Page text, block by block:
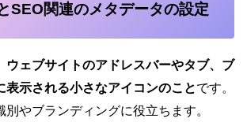
SEO関連のメタデータの設定
ウェブサイトのアドレスバーやタブ、ブ
表示される小さなアイコンのことです。
別やブランディングに役立ちます。